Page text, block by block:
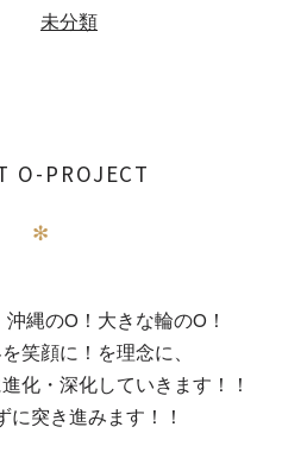
未分類
O-PROJECT
✻
縄のO！大きな輪のO！
笑顔に！を理念に、
化・深化していきます！！
に突き進みます！！